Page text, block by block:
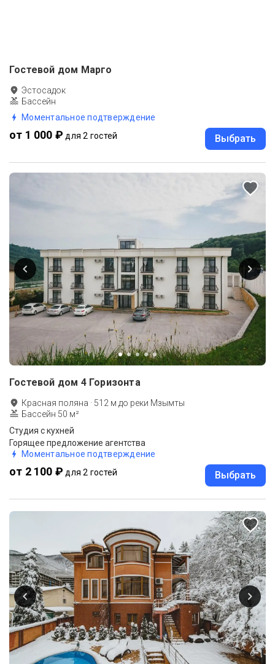
Гостевой дом Марго
Эстосадок
Бассейн
Моментальное подтверждение
от 1 000 ₽ для 2 гостей Выбрать
Гостевой дом 4 Горизонта
Красная поляна · 512 м до реки Мзымты
Бассейн 50 м²
Студия с кухней
Горящее предложение агентства
Моментальное подтверждение
от 2 100 ₽ для 2 гостей Выбрать